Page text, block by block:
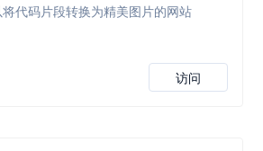
代码片段转换为精美图片的网站
访问